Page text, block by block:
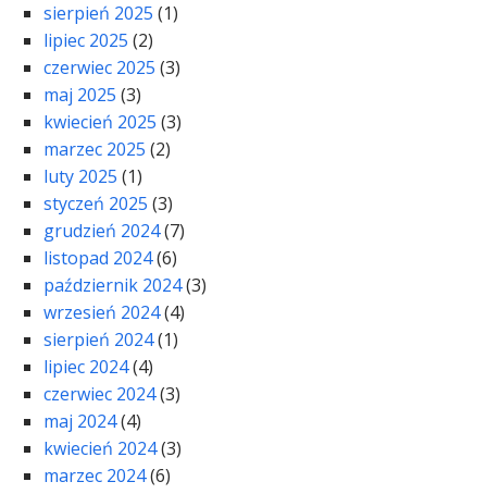
sierpień 2025 (1)
lipiec 2025 (2)
czerwiec 2025 (3)
maj 2025 (3)
kwiecień 2025 (3)
marzec 2025 (2)
luty 2025 (1)
styczeń 2025 (3)
grudzień 2024(7)
listopad 2024(6)
październik 2024(3)
wrzesień 2024(4)
sierpień 2024(1)
lipiec 2024(4)
czerwiec 2024(3)
maj 2024(4)
kwiecień 2024(3)
marzec 2024(6)